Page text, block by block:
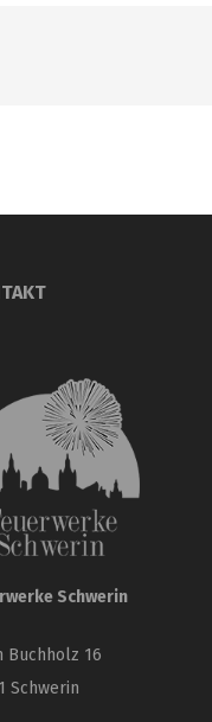
Schwerin
Buchholz 16
Schwerin